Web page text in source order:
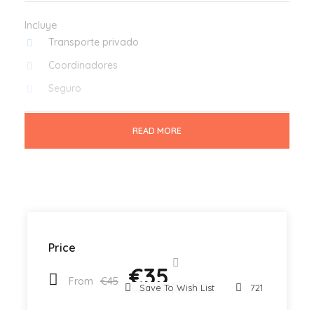
Price
From €45 €35
Save To Wish List 721
Incluye
Transporte privado
Coordinadores
Seguro
Comida y Bebidas
comprar)
Zapatos adecuados (zapatos deportivos o de
READ MORE